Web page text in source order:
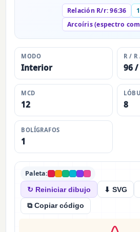
Relación R/r: 96:36
Arcoíris (espectro
MODO
Interior
R / R
96 /
MCD
12 8
BOLÍGRAFOS
1
Paleta:
↻ Reiniciar dibujo ⬇ SVG
⧉ Copiar código